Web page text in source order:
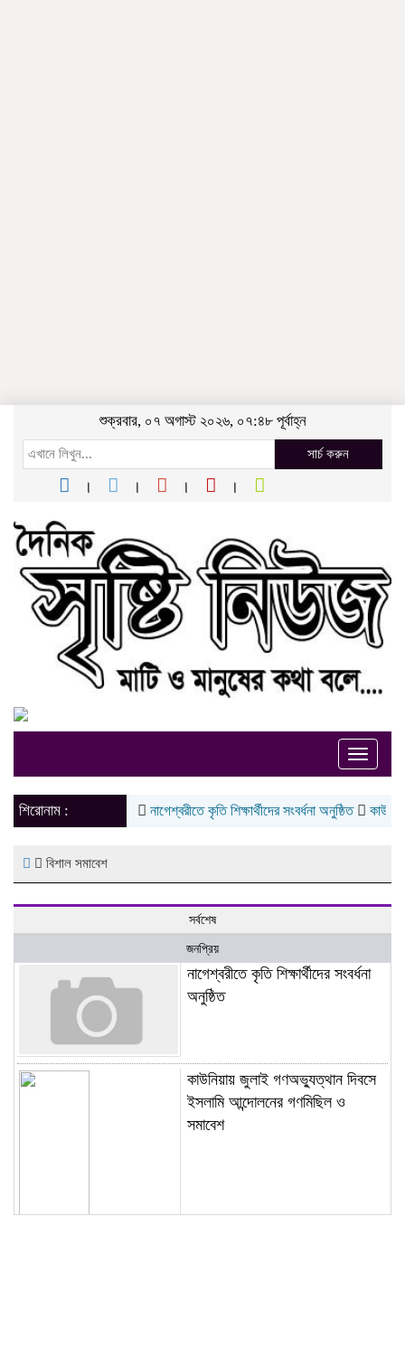
শুক্রবার, ০৭ অগাস্ট ২০২৬, ০৭:৪৮ পূর্বাহ্ন
সার্চ করুন
Toggle
শিরোনাম :
নাগেশ্বরীতে কৃতি শিক্ষার্থীদের সংবর্ধনা অনুষ্ঠিত কাউনিয়ায়
বিশাল সমাবেশ
সর্বশেষ
জনপ্রিয়
নাগেশ্বরীতে কৃতি শিক্ষার্থীদের সংবর্ধনা
অনুষ্ঠিত
কাউনিয়ায় জুলাই গণঅভ্যুত্থান দিবসে
ইসলামি আন্দোলনের গণমিছিল ও
সমাবেশ